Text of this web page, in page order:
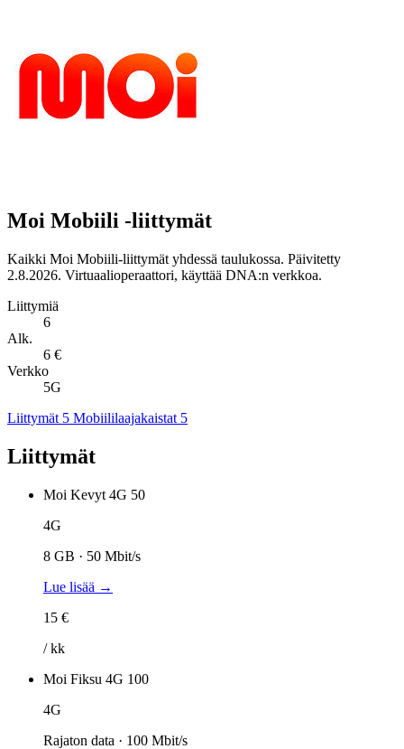
Moi Mobiili -liittymät
Kaikki Moi Mobiili-liittymät yhdessä taulukossa. Päivitetty
2.8.2026. Virtuaalioperaattori, käyttää DNA:n verkkoa.
Liittymiä
6
Alk.
6 €
Verkko
5G
Liittymät 5 Mobiililaajakaistat 5
Liittymät
Moi Kevyt 4G 50
4G
8 GB · 50 Mbit/s
Lue lisää →
15 €
/ kk
Moi Fiksu 4G 100
4G
Rajaton data · 100 Mbit/s